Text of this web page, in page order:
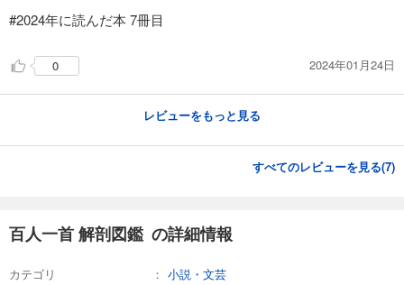
#2024年に読んだ本 7冊目
0 2024年01月24日
レビューをもっと見る
すべてのレビューを見る(7)
百人一首 解剖図鑑 の詳細情報
カテゴリ
小説・文芸